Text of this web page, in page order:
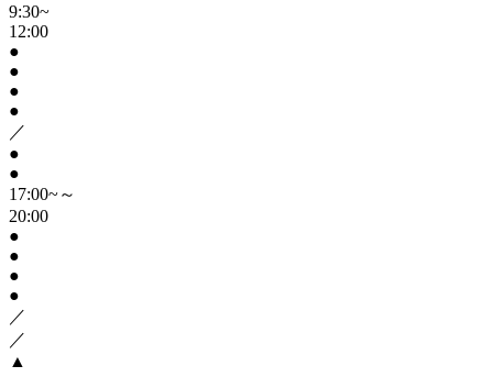
9:30~
12:00
●
●
●
●
／
●
●
17:00~～
20:00
●
●
●
●
／
／
▲